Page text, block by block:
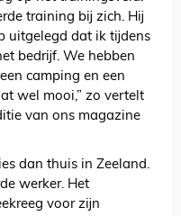
training bij zich. Hij
uitgelegd dat ik tijdens
bedrijf. We hebben
camping en een
wel mooi,” zo vertelt
van ons magazine
dan thuis in Zeeland.
werker. Het
voor zijn